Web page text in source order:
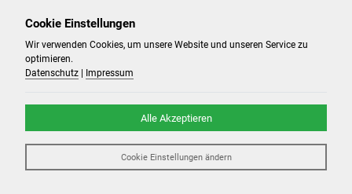
Suchen
Billigflüge und Reisen- Alle Rechte reserviert. -
powered by ATeO-Travel
Cookie Einstellungen
Wir verwenden Cookies, um unsere Website und unseren Service zu
optimieren.
Datenschutz
Impressum
Alle Akzeptieren
Cookie Einstellungen ändern